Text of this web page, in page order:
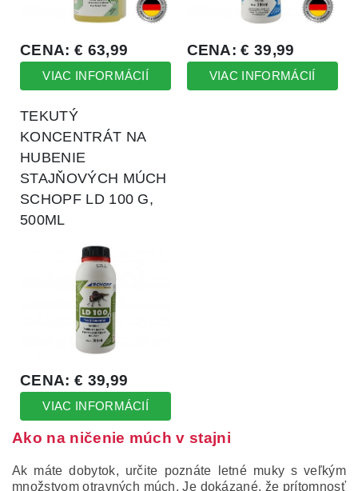
Ako na ničenie múch v stajni
Ak máte dobytok, určite poznáte letné muky s veľkým
množstvom otravných múch. Je dokázané, že prítomnosť